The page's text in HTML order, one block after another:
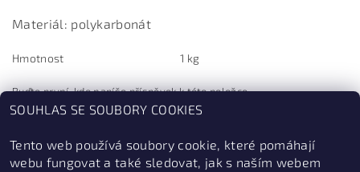
Materiál: polykarbonát
Hmotnost 1 kg
Buďte první, kdo napíše příspěvek k této položce.
SOUHLAS SE SOUBORY COOKIES
Tento web používá soubory cookie, které pomáhají
webu fungovat a také sledovat, jak s naším webem